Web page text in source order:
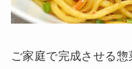
ご家庭で完成させる